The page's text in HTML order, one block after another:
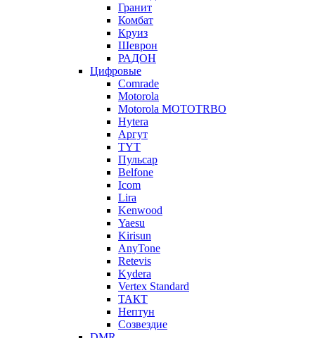
Гранит
Комбат
Круиз
Шеврон
РАДОН
Цифровые
Comrade
Motorola
Motorola MOTOTRBO
Hytera
Аргут
TYT
Пульсар
Belfone
Icom
Lira
Kenwood
Yaesu
Kirisun
AnyTone
Retevis
Kydera
Vertex Standard
ТАКТ
Нептун
Созвездие